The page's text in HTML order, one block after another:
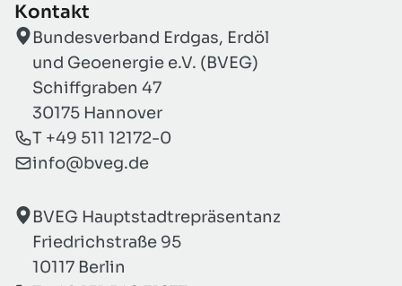
Kontakt
Bundesverband Erdgas, Erdöl
und Geoenergie e.V. (BVEG)
Schiffgraben 47
30175 Hannover
T +49 511 12172-0
info@bveg.de
BVEG Hauptstadtrepräsentanz
Friedrichstraße 95
10117 Berlin